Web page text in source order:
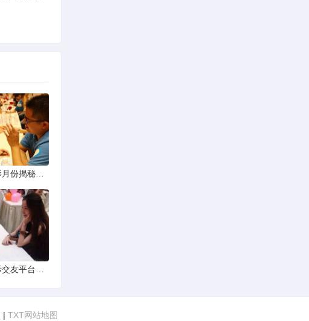
| TXT网站地图